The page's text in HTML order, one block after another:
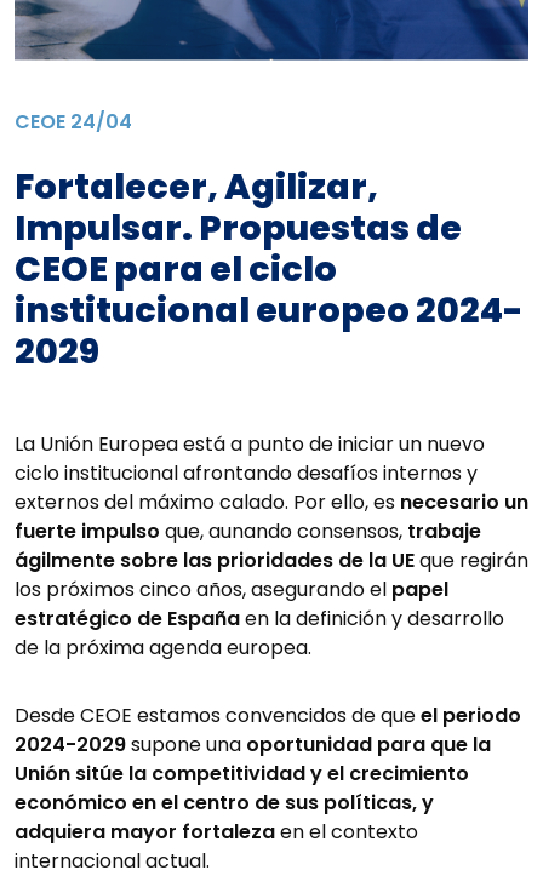
CEOE 24/04
Fortalecer, Agilizar,
Impulsar. Propuestas de
CEOE para el ciclo
institucional europeo 2024-
2029
La Unión Europea está a punto de iniciar un nuevo
ciclo institucional afrontando desafíos internos y
externos del máximo calado. Por ello, es necesario un
fuerte impulso que, aunando consensos, trabaje
ágilmente sobre las prioridades de la UEque regirán
los próximos cinco años, asegurando el papel
estratégico de Españaen la definición y desarrollo
de la próxima agenda europea.
Desde CEOE estamos convencidos de queel periodo
2024-2029supone una oportunidad para que la
Unión sitúe la competitividad y el crecimiento
económico en el centro de sus políticas, y
adquiera mayor fortalezaen el contexto
internacional actual.